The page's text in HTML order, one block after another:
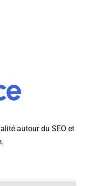
autour du SEO et